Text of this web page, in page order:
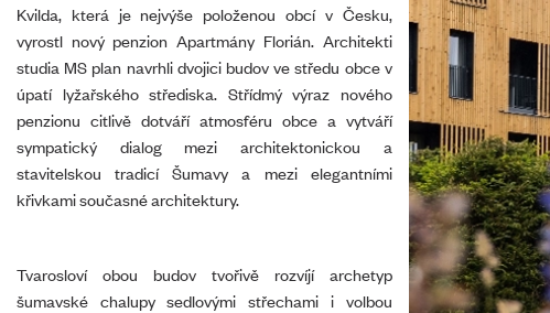
Kvilda, která je nejvýše položenou obcí v Česku,
vyrostl nový penzion Apartmány Florián. Architekti
studia MS plan navrhli dvojici budov ve středu obce v
úpatí lyžařského střediska. Střídmý výraz nového
penzionu citlivě dotváří atmosféru obce a vytváří
sympatický dialog mezi architektonickou a
stavitelskou tradicí Šumavy a mezi elegantními
křivkami současné architektury.
Tvarosloví obou budov tvořivě rozvíjí archetyp
šumavské chalupy sedlovými střechami i volbou